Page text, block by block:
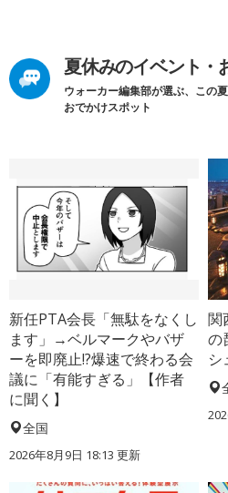
夏休みのイベント・
ウォーカー編集部が選ぶ、この
おでかけスポット
新任PTA会長「無駄をなくし
ます」→ベルマークやバザ
ーを即廃止!?爆速で終わる会
議に「有能すぎる」【作者
に聞く】
全国
2026年8月9日 18:13 更新
関
の
シ